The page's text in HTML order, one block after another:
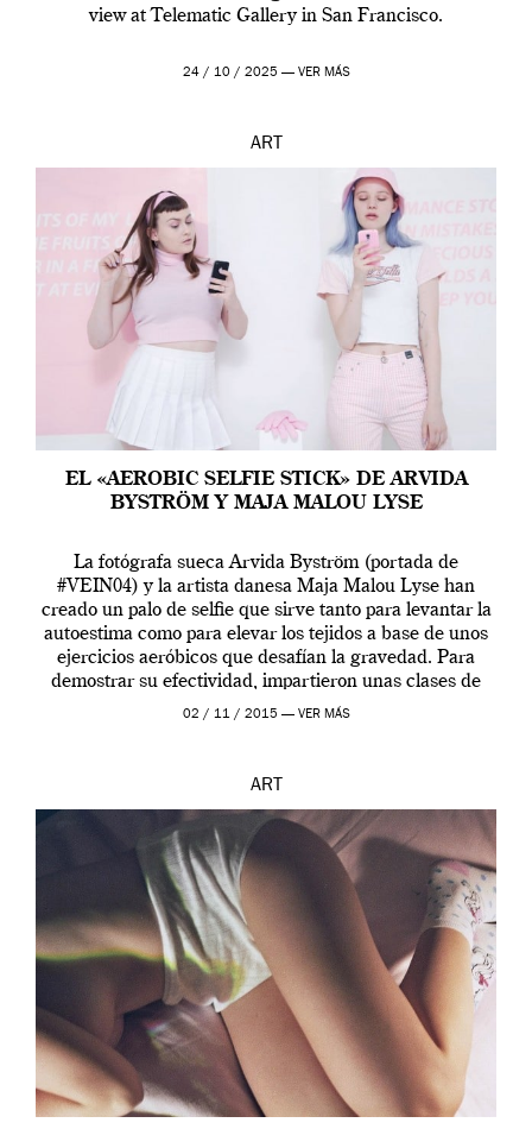
view at Telematic Gallery in San Francisco.
24 / 10 / 2025 — VER MÁS
ART
EL «AEROBIC SELFIE STICK» DE ARVIDA
BYSTRÖM Y MAJA MALOU LYSE
La fotógrafa sueca Arvida Byström (portada de
#VEIN04) y la artista danesa Maja Malou Lyse han
creado un palo de selfie que sirve tanto para levantar la
autoestima como para elevar los tejidos a base de unos
ejercicios aeróbicos que desafían la gravedad. Para
demostrar su efectividad, impartieron unas clases de
prueba en el Tate […]
02 / 11 / 2015 — VER MÁS
ART